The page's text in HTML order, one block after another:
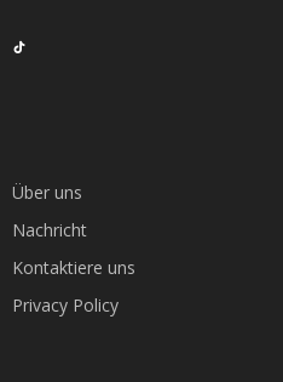
Über uns
Nachricht
Kontaktiere uns
Privacy Policy